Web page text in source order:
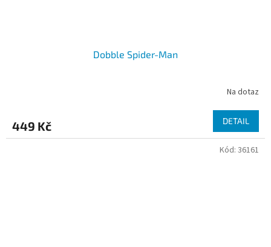
Dobble Spider-Man
Na dotaz
449 Kč DETAIL
Kód: 36161